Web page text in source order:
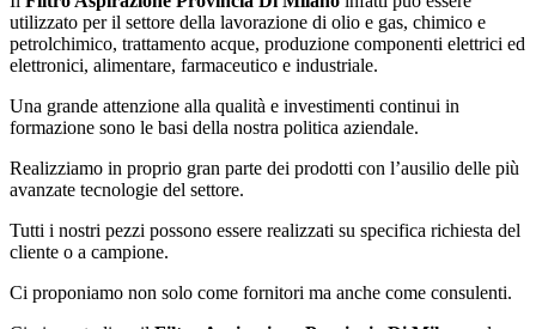
utilizzato per il settore della lavorazione di olio e gas, chimico e
petrolchimico, trattamento acque, produzione componenti elettrici ed
elettronici, alimentare, farmaceutico e industriale.
Una grande attenzione alla qualità e investimenti continui in
formazione sono le basi della nostra politica aziendale.
Realizziamo in proprio gran parte dei prodotti con l’ausilio delle più
avanzate tecnologie del settore.
Tutti i nostri pezzi possono essere realizzati su specifica richiesta del
cliente o a campione.
Ci proponiamo non solo come fornitori ma anche come consulenti.